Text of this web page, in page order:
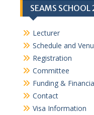
SEAMS
Lecturer
Schedule and
Registration
Committee
Funding &
Contact
Visa Information